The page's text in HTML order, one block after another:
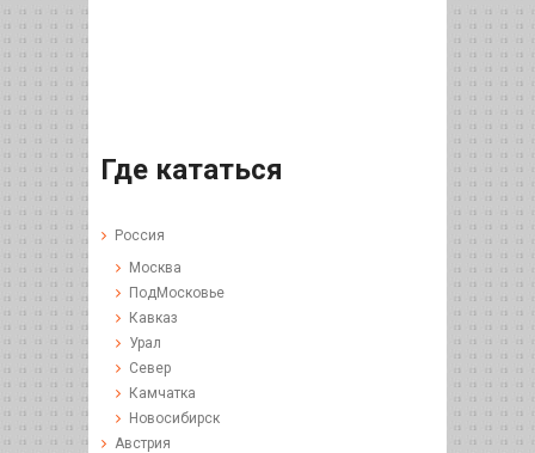
Где кататься
Россия
Москва
ПодМосковье
Кавказ
Урал
Север
Камчатка
Новосибирск
Австрия